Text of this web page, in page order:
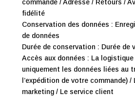
commande / Adresse / Retours /
fidélité
Conservation des données :
de données
Durée de conservation : Durée de
Accès aux données : La
uniquement les données liées au
l’expédition de votre commande) /
marketing / Le service client